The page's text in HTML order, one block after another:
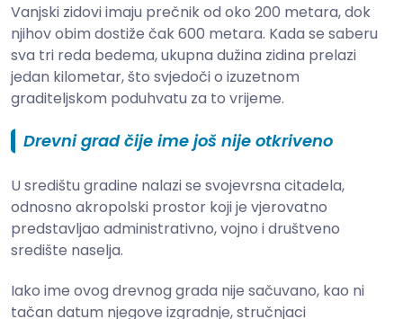
Vanjski zidovi imaju prečnik od oko 200 metara, dok
njihov obim dostiže čak 600 metara. Kada se saberu
sva tri reda bedema, ukupna dužina zidina prelazi
jedan kilometar, što svjedoči o izuzetnom
graditeljskom poduhvatu za to vrijeme.
Drevni grad čije ime još nije otkriveno
U središtu gradine nalazi se svojevrsna citadela,
odnosno akropolski prostor koji je vjerovatno
predstavljao administrativno, vojno i društveno
središte naselja.
Iako ime ovog drevnog grada nije sačuvano, kao ni
tačan datum njegove izgradnje, stručnjaci